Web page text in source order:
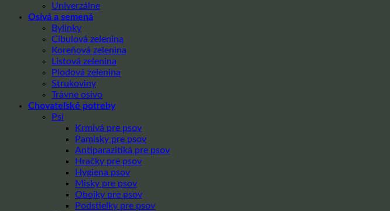
Univerzálne
Osivá a semená
Bylinky
Cibulová zelenina
Koreňová zelenina
Listová zelenina
Plodová zelenina
Strukoviny
Trávne osivo
Chovateľské potreby
Psi
Krmivá pre psov
Pamlsky pre psov
Antiparazitiká pre psov
Hračky pre psov
Hygiena psov
Misky pre psov
Obojky pre psov
Podstielky pre psov